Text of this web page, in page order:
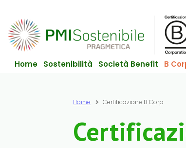
Home Sostenibilità Società Benefit B
Home Certificazione B Corp